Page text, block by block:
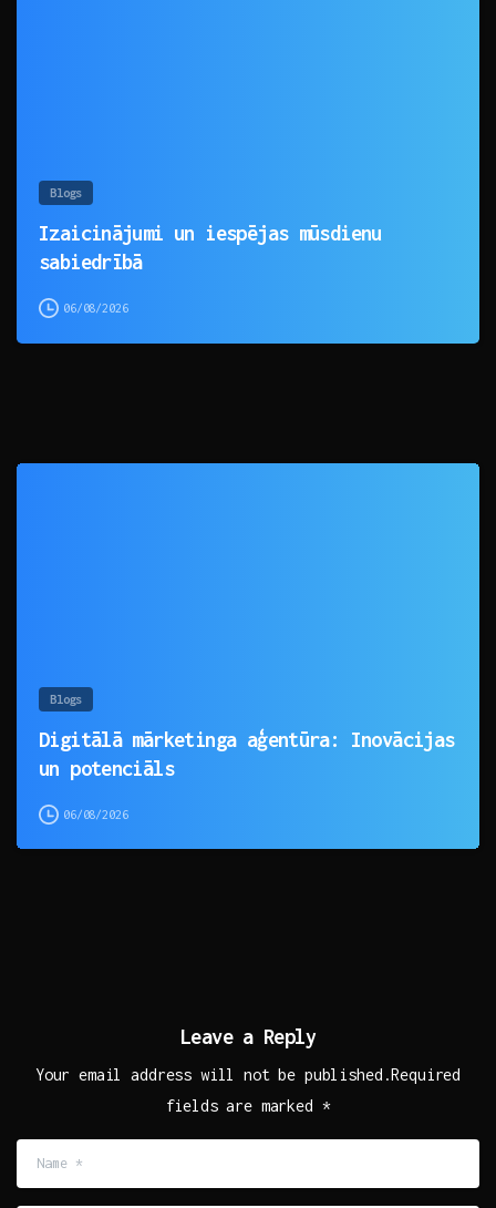
Blogs
Izaicinājumi un iespējas mūsdienu
sabiedrībā
06/08/2026
Blogs
Digitālā mārketinga aģentūra: Inovācijas
un potenciāls
06/08/2026
Leave a Reply
Your email address will not be published.Required
fields are marked *